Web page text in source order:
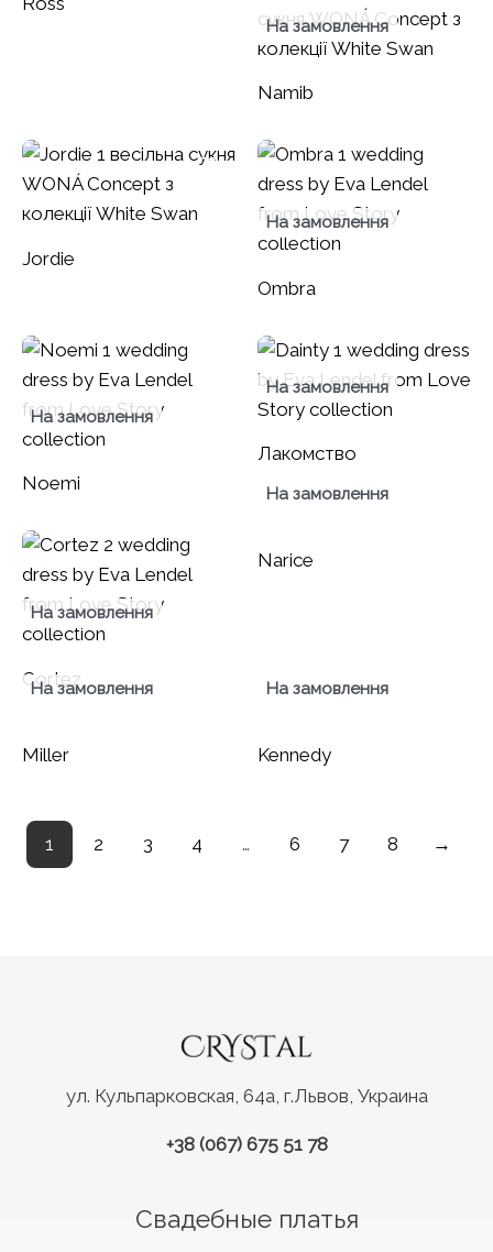
На замовлення
Namib
Jordie
На замовлення
Ombra
На замовлення
Noemi
На замовлення
Лакомство
На замовлення
Cortez
На замовлення
Narice
На замовлення
Miller
На замовлення
Kennedy
1 2 3 4 … 6 7 8 →
ул. Кульпарковская, 64а, г.Львов, Украина
+38 (067) 675 51 78
Свадебные платья